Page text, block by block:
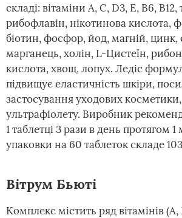
складі: вітаміни А, С, D3, E, B6, B12,
рибофлавін, нікотинова кислота,
біотин, фосфор, йод, магній, цинк,
марганець, холін, L-Цистеїн,
кислота, хвощ, лопух. Ледіс
підвищує еластичність шкіри,
застосування уходових
ультрафіолету. Виробник
1 таблетці 3 рази в день протягом 1
упаковки на 60 таблеток складе
Вітрум Бьюті
Комплекс містить ряд вітамінів (А,